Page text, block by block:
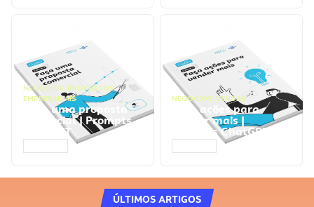
NEGÓCIOS, PROCESSOS
EMPRESARIAIS
Faça uma proposta
comercial | Prompts
ChatGPT
NEGÓCIOS, VENDAS
Faça ações para
vender mais |
Prompts ChatGPT
ÚLTIMOS ARTIGOS